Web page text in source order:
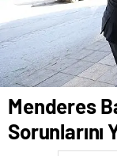
Menderes
Sorunlarını